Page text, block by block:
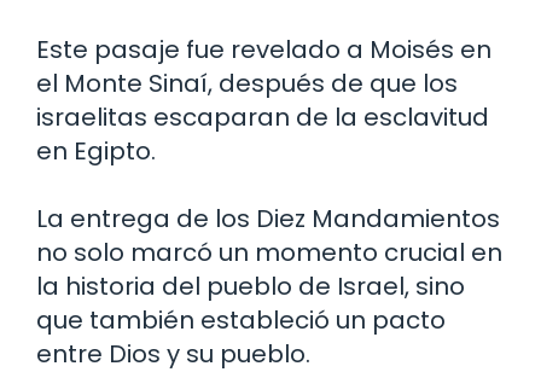
Este pasaje fue revelado a Moisés en
el Monte Sinaí, después de que los
israelitas escaparan de la esclavitud
en Egipto.
La entrega de los Diez Mandamientos
no solo marcó un momento crucial en
la historia del pueblo de Israel, sino
que también estableció un pacto
entre Dios y su pueblo.